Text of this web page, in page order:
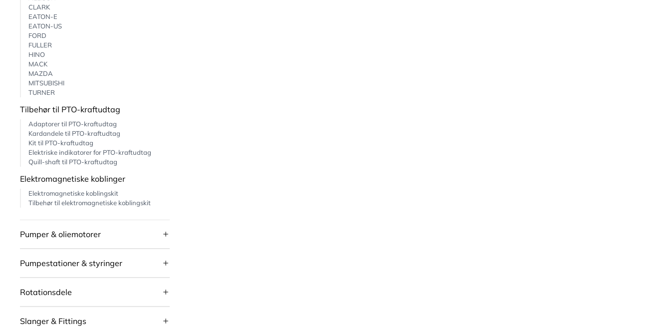
CLARK
EATON-E
EATON-US
FORD
FULLER
HINO
MACK
MAZDA
MITSUBISHI
TURNER
Tilbehør til PTO-kraftudtag
Adaptorer til PTO-kraftudtag
Kardandele til PTO-kraftudtag
Kit til PTO-kraftudtag
Elektriske indikatorer for PTO-kraftudtag
Quill-shaft til PTO-kraftudtag
Elektromagnetiske koblinger
Elektromagnetiske koblingskit
Tilbehør til elektromagnetiske koblingskit
Pumper & oliemotorer
Pumpestationer & styringer
Rotationsdele
Slanger & Fittings